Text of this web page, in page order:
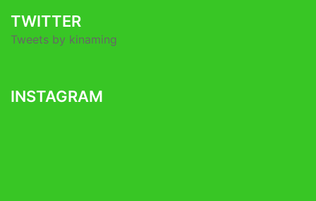
TWITTER
Tweets by kinaming
INSTAGRAM